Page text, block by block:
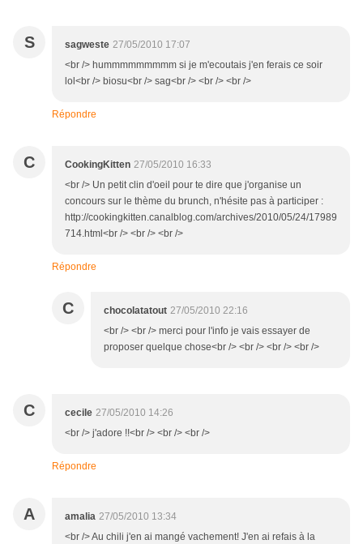
S sagweste 27/05/2010 17:07
<br /> hummmmmmmmm si je m'ecoutais j'en ferais ce soir
lol<br /> biosu<br /> sag<br /> <br /> <br />
Répondre
C CookingKitten 27/05/2010 16:33
<br /> Un petit clin d'oeil pour te dire que j'organise un
concours sur le thème du brunch, n'hésite pas à participer :
http://cookingkitten.canalblog.com/archives/2010/05/24/17989
714.html<br /> <br /> <br />
Répondre
C chocolatatout 27/05/2010 22:16
<br /> <br /> merci pour l'info je vais essayer de
proposer quelque chose<br /> <br /> <br /> <br />
C cecile 27/05/2010 14:26
<br /> j'adore !!<br /> <br /> <br />
Répondre
A amalia 27/05/2010 13:34
<br /> Au chili j'en ai mangé vachement! J'en ai refais à la